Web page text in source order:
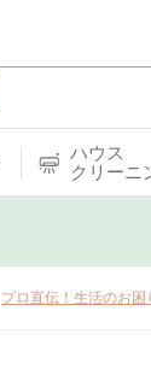
ハウス
クリーニ
プロ直伝！生活のお困